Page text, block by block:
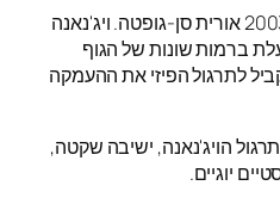
את הויג'נאנה ייסדה בשנת 2003 אורית סן-גופטה. ויג'נאנה
ברמות שונות של הגוף
לתרגול הפיזי את ההעמקה
הויג'נאנה, ישיבה שקטה,
יוגיים.